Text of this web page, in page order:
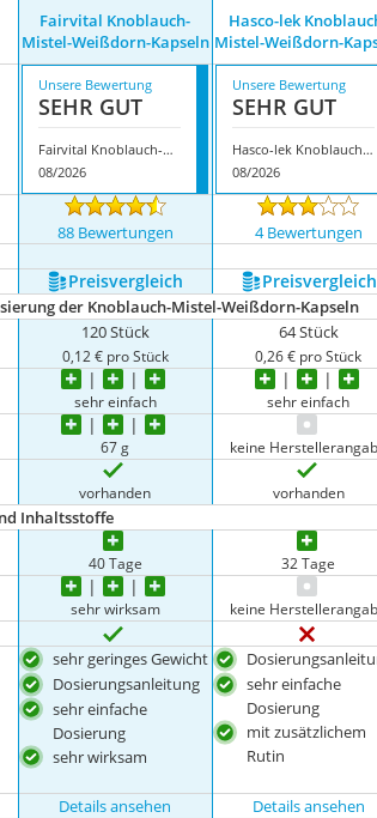
Fairvital Knoblauch-
Mistel-Weißdorn-Kapseln
Hasco-lek
Mistel-Weißdorn-
Unsere Bewertung
SEHR GUT
Fairvital Knoblauch-Mistel-Weißdorn-Kapseln
08/2026
Unsere Bewertung
SEHR GUT
Hasco-lek Knoblauch-Mistel-Weißdorn-Kapseln
08/2026
88 Bewertungen 4 Bewertungen
Preis­vergleich Preis­vergleich
der Knoblauch-Mistel-Weißdorn-Kapseln
120 Stück
0,12 € pro Stück
64 Stück
0,26 € pro Stück
sehr einfach sehr einfach
67 g keine
vorhanden vorhanden
Inhaltsstoffe
40 Tage 32 Tage
sehr wirksam keine
sehr geringes Gewicht
Dosierungsanleitung
sehr einfache
Dosierung
sehr wirksam
sehr einfache
Dosierung
mit zusätzlichem
Rutin
Details ansehen Details ansehen